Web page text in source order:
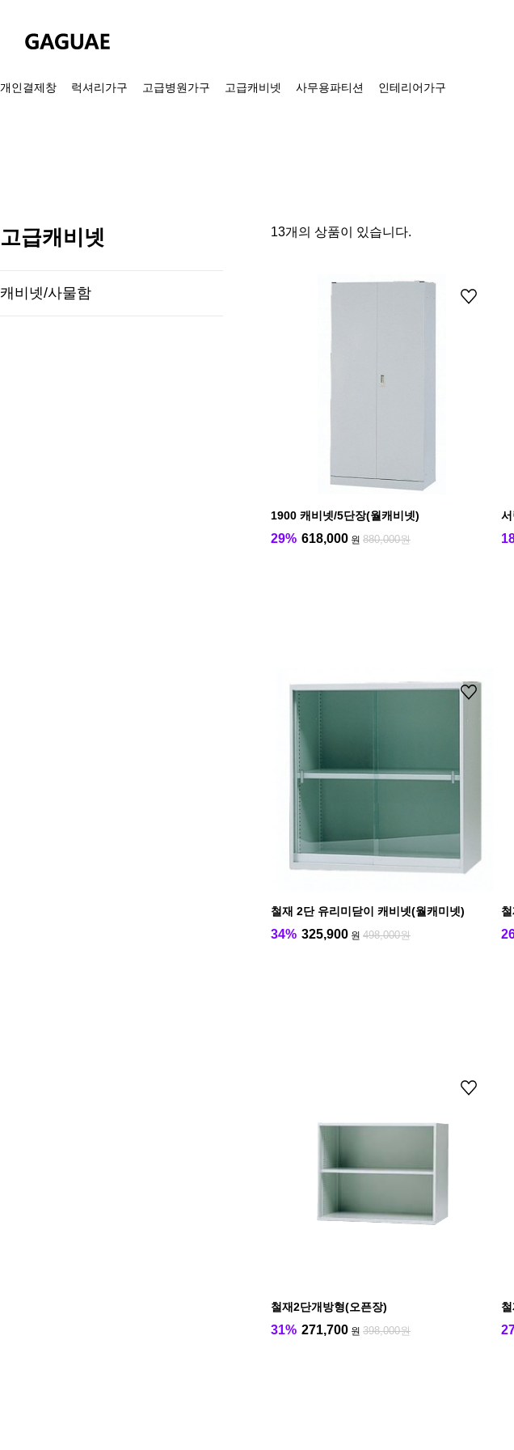
개인결제창 럭셔리가구 고급병원가구 고급캐비넷 사무용파티션 인테리어가구
고급캐비넷
캐비넷/사물함
13개의 상품이 있습니다.
1900 캐비넷/5단장(월캐비넷)
29% 618,000 원 880,000원
철재 2단 유리미닫이 캐비넷(월캐미넷)
34% 325,900 원 498,000원
철재2단개방형(오픈장)
31% 271,700 원 398,000원